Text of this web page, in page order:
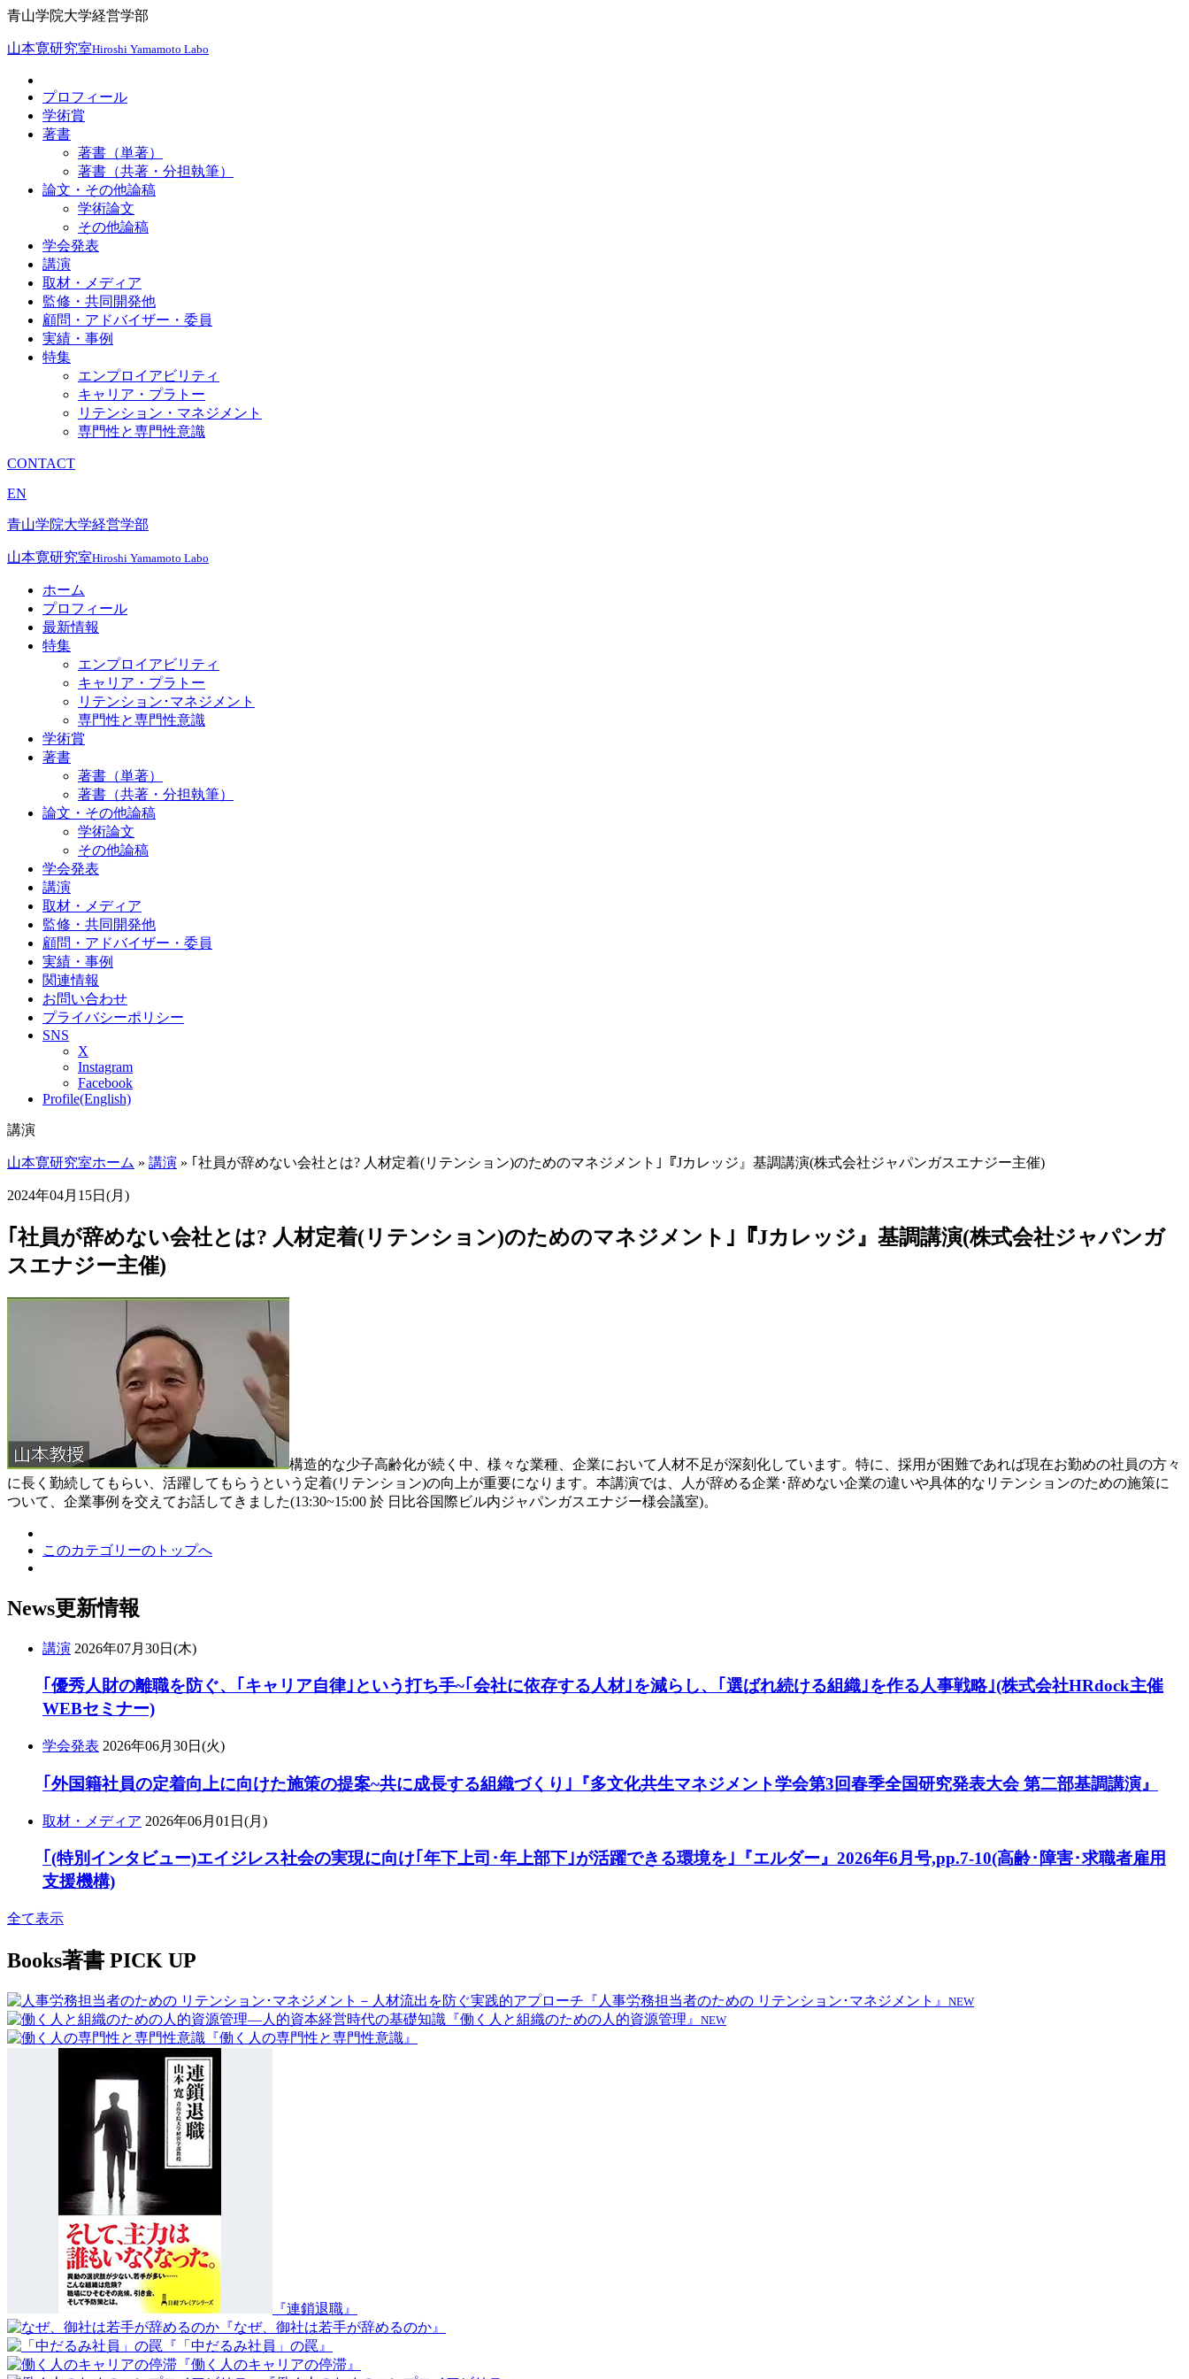
青山学院大学経営学部
山本寛研究室Hiroshi Yamamoto Labo
プロフィール
学術賞
著書
著書（単著）
著書（共著・分担執筆）
論文・その他論稿
学術論文
その他論稿
学会発表
講演
取材・メディア
監修・共同開発他
顧問・アドバイザー・委員
実績・事例
特集
エンプロイアビリティ
キャリア・プラトー
リテンション・マネジメント
専門性と専門性意識
CONTACT
EN
青山学院大学経営学部
山本寛研究室Hiroshi Yamamoto Labo
ホーム
プロフィール
最新情報
特集
エンプロイアビリティ
キャリア・プラトー
リテンション･マネジメント
専門性と専門性意識
学術賞
著書
著書（単著）
著書（共著・分担執筆）
論文・その他論稿
学術論文
その他論稿
学会発表
講演
取材・メディア
監修・共同開発他
顧問・アドバイザー・委員
実績・事例
関連情報
お問い合わせ
プライバシーポリシー
SNS
X
Instagram
Facebook
Profile(English)
講演
山本寛研究室ホーム » 講演 » ｢社員が辞めない会社とは? 人材定着(リテンション)のためのマネジメント｣『Jカレッジ』基調講演(株式会社ジャパンガスエナジー主催)
2024年04月15日(月)
｢社員が辞めない会社とは? 人材定着(リテンション)のためのマネジメント｣『Jカレッジ』基調講演(株式会社ジャパンガ
スエナジー主催)
構造的な少子高齢化が続く中、様々な業種、企業において人材不足が深刻化しています。特に、採用が困難であれば現在お勤めの社員の方々
に長く勤続してもらい、活躍してもらうという定着(リテンション)の向上が重要になります。本講演では、人が辞める企業･辞めない企業の違いや具体的なリテンションのための施策に
ついて、企業事例を交えてお話してきました(13:30~15:00 於 日比谷国際ビル内ジャパンガスエナジー様会議室)。
このカテゴリーのトップへ
News更新情報
講演 2026年07月30日(木)
｢優秀人財の離職を防ぐ、｢キャリア自律｣という打ち手~｢会社に依存する人材｣を減らし、｢選ばれ続ける組織｣を作る人事戦略｣(株式会社HRdock主催
WEBセミナー)
学会発表 2026年06月30日(火)
｢外国籍社員の定着向上に向けた施策の提案~共に成長する組織づくり｣『多文化共生マネジメント学会第3回春季全国研究発表大会 第二部基調講演』
取材・メディア 2026年06月01日(月)
｢(特別インタビュー)エイジレス社会の実現に向け｢年下上司･年上部下｣が活躍できる環境を｣『エルダー』2026年6月号,pp.7-10(高齢･障害･求職者雇用
支援機構)
全て表示
Books著書 PICK UP
『人事労務担当者のための リテンション･マネジメント』 NEW
『働く人と組織のための人的資源管理』 NEW
『働く人の専門性と専門性意識』
『連鎖退職』
『なぜ、御社は若手が辞めるのか』
『「中だるみ社員」の罠』
『働く人のキャリアの停滞』